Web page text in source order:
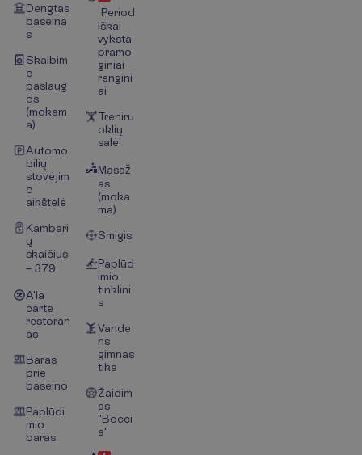
Dengtas
baseina
s
Skalbim
o
paslaug
os
(mokam
a)
Automo
bilių
stovėjim
o
aikštelė
Kambari
ų
skaičius
– 379
A'la
carte
restoran
as
Baras
prie
baseino
Paplūdi
mio
baras
Period
iškai
vyksta
pramo
giniai
rengini
ai
Treniru
oklių
salė
Masaž
as
(moka
ma)
Smigis
Paplūd
imio
tinklini
s
Vande
ns
gimnas
tika
Žaidim
as
"Bocci
a"